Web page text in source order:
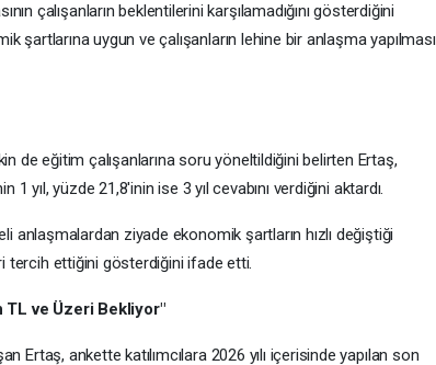
çalışanların beklentilerini karşılamadığını gösterdiğini
şartlarına uygun ve çalışanların lehine bir anlaşma yapılması
de eğitim çalışanlarına soru yöneltildiğini belirten Ertaş,
1 yıl, yüzde 21,8'inin ise 3 yıl cevabını verdiğini aktardı.
anlaşmalardan ziyade ekonomik şartların hızlı değiştiği
tercih ettiğini gösterdiğini ifade etti.
TL ve Üzeri Bekliyor"
Ertaş, ankette katılımcılara 2026 yılı içerisinde yapılan son